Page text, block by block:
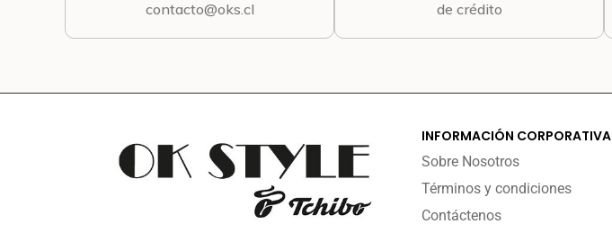
contacto@oks.cl
de crédito
INFORMACIÓN CORPORATIVA
Sobre Nosotros
Términos y condiciones
Contáctenos